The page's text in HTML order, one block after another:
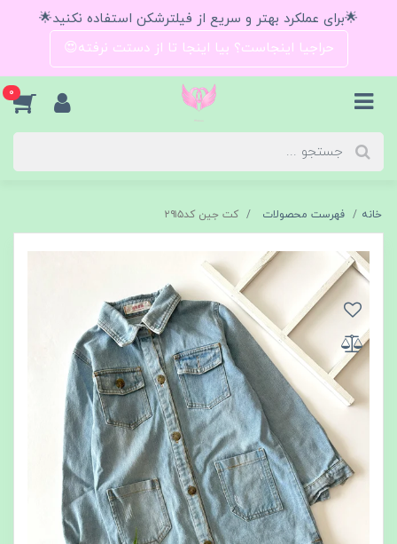
🌟برای عملکرد بهتر و سریع از فیلترشکن استفاده نکنید🌟
حراجیا اینجاست؟ بیا اینجا تا از دستت نرفته😍
0
خانه فهرست محصولات کت جین کد۲۹۱۵